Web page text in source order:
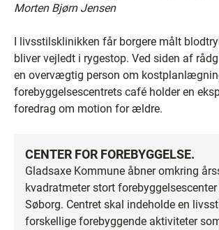
Morten Bjørn Jensen
I livsstilsklinikken får borgere målt
bliver vejledt i rygestop. Ved siden af
en overvægtig person om
forebyggelsescentrets café holder en
foredrag om motion for ældre.
CENTER FOR FOREBYGGELSE.
Gladsaxe Kommune åbner omkring
kvadratmeter stort
Søborg. Centret skal indeholde en
forskellige forebyggende aktiviteter